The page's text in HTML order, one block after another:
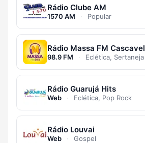
Rádio Clube AM
1570 AM · Popular
Rádio Massa FM Cascavel
98.9 FM · Eclética, Sertaneja
Rádio Guarujá Hits
Web · Eclética, Pop Rock
Rádio Louvai
Web · Gospel